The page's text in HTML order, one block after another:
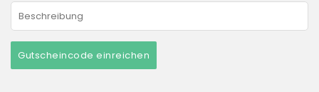
Gutscheincode einreichen